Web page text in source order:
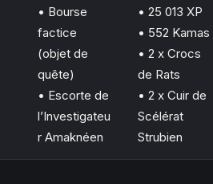
• Bourse
factice
(objet de
quête)
• Escorte de
l’Investigateu
r Amaknéen
• 25 013 XP
• 552 Kamas
• 2 x Crocs
de Rats
• 2 x Cuir de
Scélérat
Strubien